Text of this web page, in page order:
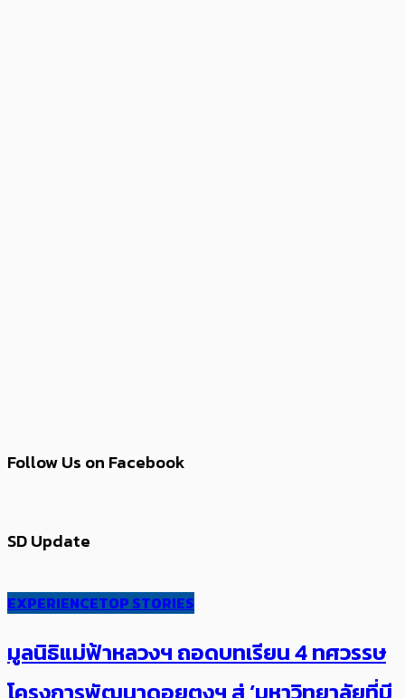
Follow Us on Facebook
SD Update
EXPERIENCETOP STORIES
มูลนิธิแม่ฟ้าหลวงฯ ถอดบทเรียน 4 ทศวรรษ